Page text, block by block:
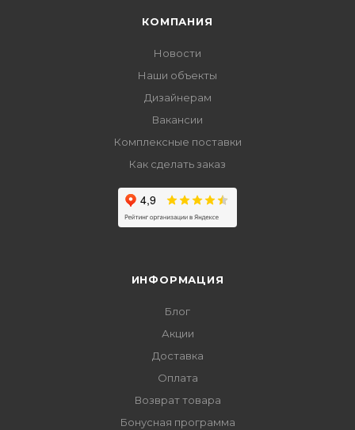
КОМПАНИЯ
Новости
Наши объекты
Дизайнерам
Вакансии
Комплексные поставки
Как сделать заказ
ИНФОРМАЦИЯ
Блог
Акции
Доставка
Оплата
Возврат товара
Бонусная программа